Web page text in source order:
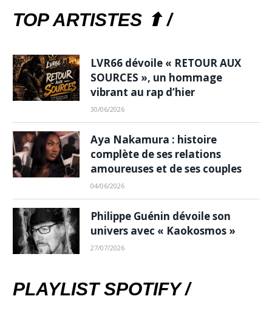
TOP ARTISTES ⬆ /
LVR66 dévoile « RETOUR AUX
SOURCES », un hommage
vibrant au rap d’hier
30/06/2026
Aya Nakamura : histoire
complète de ses relations
amoureuses et de ses couples
04/06/2026
Philippe Guénin dévoile son
univers avec « Kaokosmos »
27/07/2026
PLAYLIST SPOTIFY /